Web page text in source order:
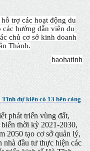
trợ các hoạt động du
hướng dẫn viên du
chủ cơ sở kinh doanh
Thành.
baohatinh
dự kiến có 13 bến cảng
phát triển vùng đất,
thời kỳ 2021-2030,
2050 tạo cơ sở quản lý,
nhà đầu tư thực hiện các